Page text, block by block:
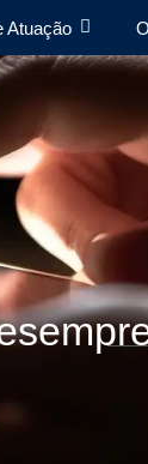
Atuação